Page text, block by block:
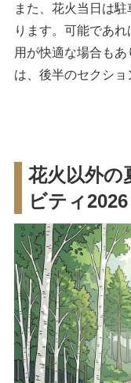
また、花火当日は
ります。可能であ
用が快適な場合も
は、後半のセクショ
花火以外の
ビティ2026